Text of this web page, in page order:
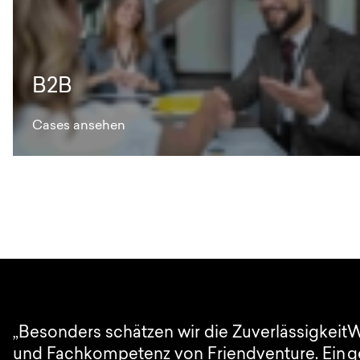
B2B
Cases ansehen
„Besonders schätzen wir die Zuverlässigkeit
und Fachkompetenz von Friendventure. Ein